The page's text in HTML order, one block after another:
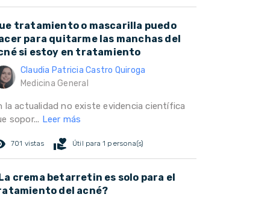
tratamiento o mascarilla puedo
para quitarme las manchas del
si estoy en tratamiento
Claudia Patricia Castro Quiroga
Medicina General
la actualidad no existe evidencia científica
sopor... Leer más
701 vistas volunteer_activism Útil para 1 persona(s)
crema betarretin es solo para el
del acné?